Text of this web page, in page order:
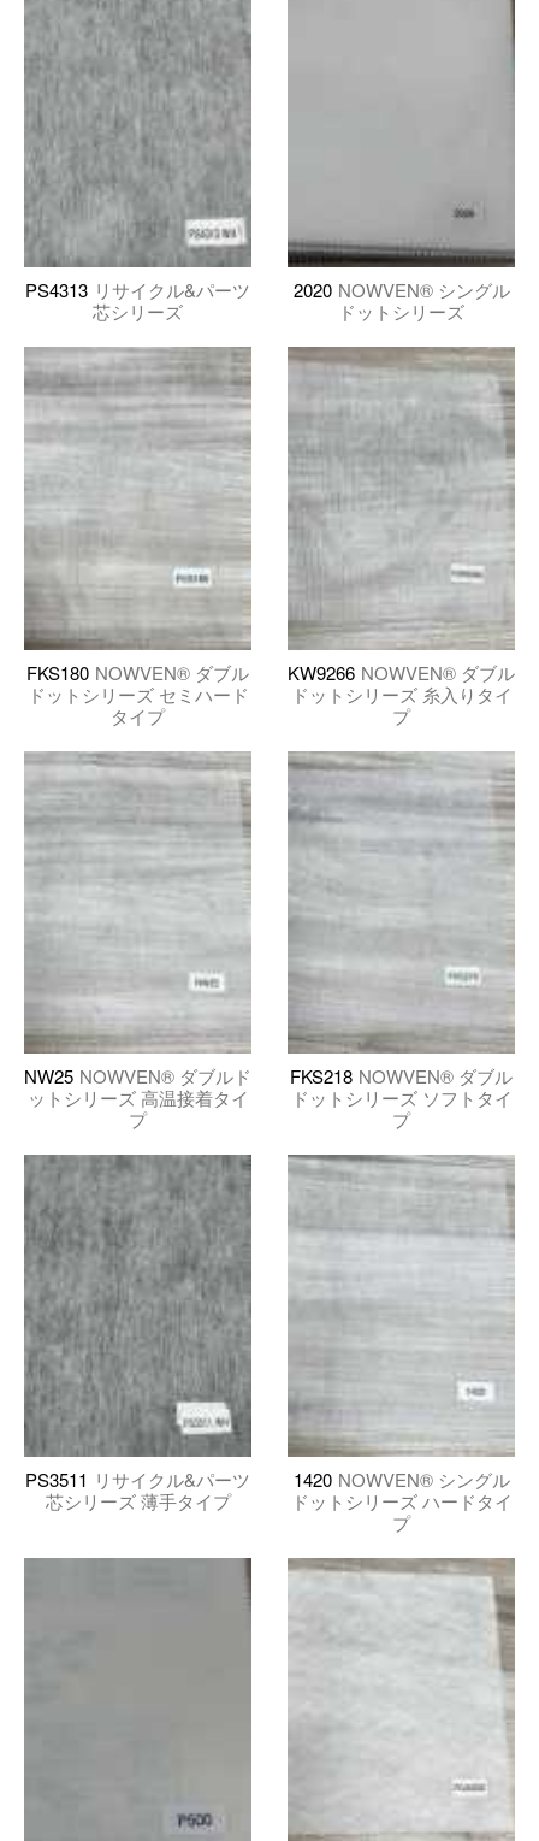
PS4313 リサイクル&パーツ
芯シリーズ
2020 NOWVEN® シングル
ドットシリーズ
FKS180 NOWVEN® ダブル
ドットシリーズ セミハード
タイプ
KW9266 NOWVEN® ダブル
ドットシリーズ 糸入りタイ
プ
NW25 NOWVEN® ダブルド
ットシリーズ 高温接着タイ
プ
FKS218 NOWVEN® ダブル
ドットシリーズ ソフトタイ
プ
PS3511 リサイクル&パーツ
芯シリーズ 薄手タイプ
1420 NOWVEN® シングル
ドットシリーズ ハードタイ
プ